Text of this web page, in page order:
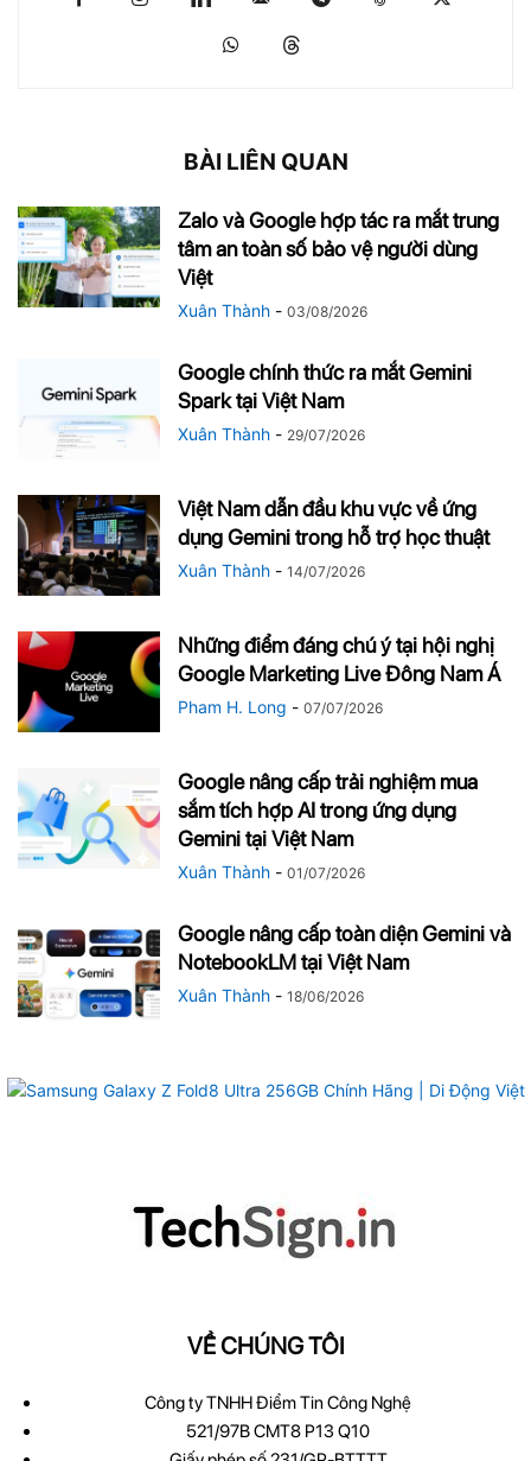
BÀI LIÊN QUAN
Zalo và Google hợp tác ra mắt trung
tâm an toàn số bảo vệ người dùng
Việt
Xuân Thành - 03/08/2026
Google chính thức ra mắt Gemini
Spark tại Việt Nam
Xuân Thành - 29/07/2026
Việt Nam dẫn đầu khu vực về ứng
dụng Gemini trong hỗ trợ học thuật
Xuân Thành - 14/07/2026
Những điểm đáng chú ý tại hội nghị
Google Marketing Live Đông Nam Á
Pham H. Long - 07/07/2026
Google nâng cấp trải nghiệm mua
sắm tích hợp AI trong ứng dụng
Gemini tại Việt Nam
Xuân Thành - 01/07/2026
Google nâng cấp toàn diện Gemini và
NotebookLM tại Việt Nam
Xuân Thành - 18/06/2026
VỀ CHÚNG TÔI
Công ty TNHH Điểm Tin Công Nghệ
521/97B CMT8 P13 Q10